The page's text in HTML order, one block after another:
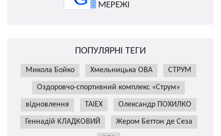
МЕРЕЖІ
ПОПУЛЯРНІ ТЕГИ
Микола Бойко Хмельницька ОВА СТРУМ
Оздоровчо-спортивний комплекс «Струм»
відновлення TAIEX Олександр ПОХИЛКО
Геннадій КЛАДКОВИЙ Жером Беттон де Сеза